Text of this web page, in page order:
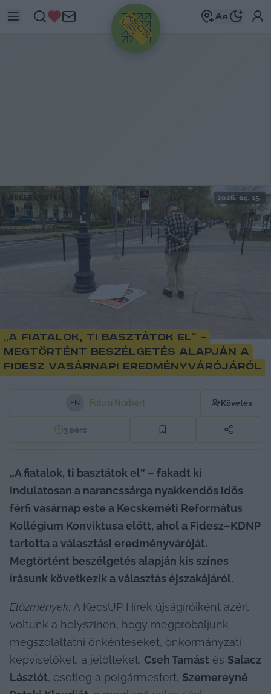
HIRDETÉS
KECSKEMÉTEN 2026. 04. 15.
„A fiatalok, ti basztátok el” –
megtörtént beszélgetés alapján a
Fidesz vasárnapi eredményvárójáról
FN Falusi Norbert Követés
3 perc
„A fiatalok, ti basztátok el” – fakadt ki
indulatosan a narancssárga nyakkendős idős
férfi vasárnap este a Kecskeméti Református
Kollégium Konviktusa előtt, ahol a Fidesz–KDNP
tartotta a választási eredményváróját.
Megtörtént beszélgetés alapján kis színes
írásunk következik a választás éjszakájáról.
Előzmények: A KecsUP Hírek újságíróiként azért
voltunk a helyszínen, hogy megpróbáljunk
megszólaltatni önkénteseket, önkormányzati
képviselőket, a jelölteket, Cseh Tamást és Salacz
Lászlót, esetleg a polgármestert, Szemereyné